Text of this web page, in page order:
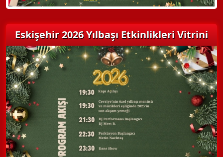
Eskişehir 2026 Yılbaşı Etkinlikleri Vitrini